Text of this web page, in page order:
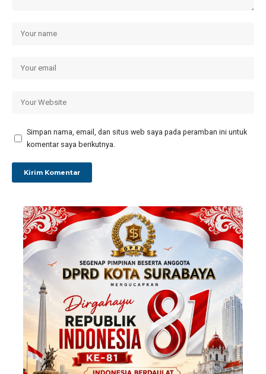
Simpan nama, email, dan situs web saya pada peramban ini untuk
komentar saya berikutnya.